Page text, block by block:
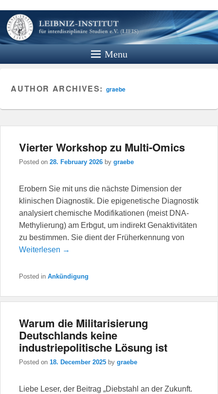
Leibniz
Institut
Website des Leibniz Instituts für
Menu
AUTHOR ARCHIVES: graebe
Vierter Workshop zu Multi-Omics
Posted on 28. February 2026 by graebe
Erobern Sie mit uns die nächste Dimension der
klinischen Diagnostik. Die epigenetische Diagnostik
analysiert chemische Modifikationen (meist DNA-
Methylierung) am Erbgut, um indirekt Genaktivitäten
zu bestimmen. Sie dient der Früherkennung von
Weiterlesen →
Posted in Ankündigung
Warum die Militarisierung
Deutschlands keine
industriepolitische Lösung ist
Posted on 18. December 2025 by graebe
Liebe Leser, der Beitrag „Diebstahl an der Zukunft.